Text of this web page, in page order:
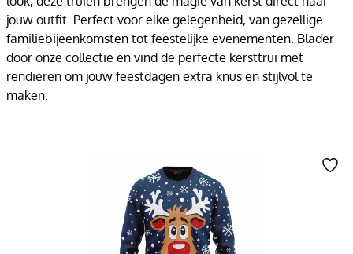
jouw outfit. Perfect voor elke gelegenheid, van gezellige
familiebijeenkomsten tot feestelijke evenementen. Blader
door onze collectie en vind de perfecte kersttrui met
rendieren om jouw feestdagen extra knus en stijlvol te
maken.